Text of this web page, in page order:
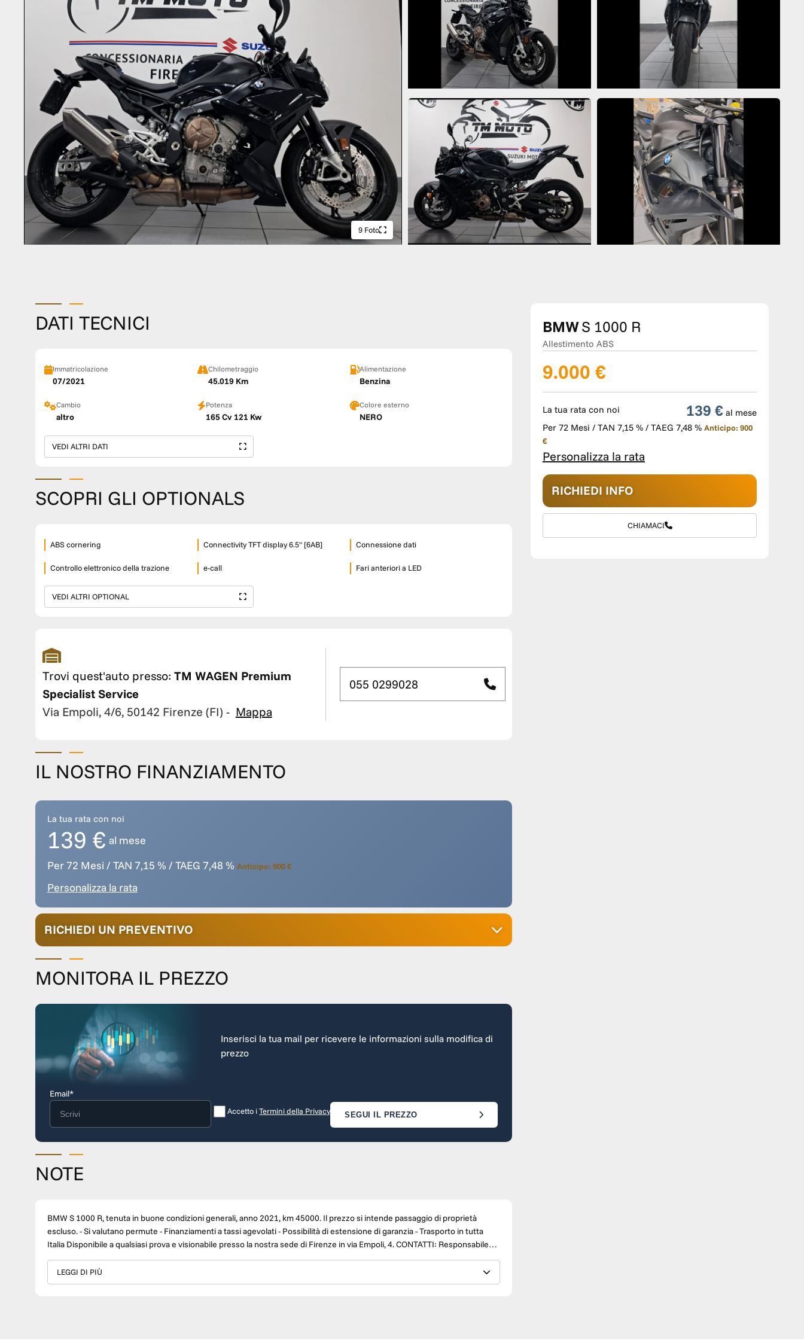
9 Foto
DATI TECNICI
Immatricolazione
07/2021
Chilometraggio
45.019 Km
Alimentazione
Benzina
Cambio
altro
Potenza
165 Cv 121 Kw
Colore esterno
NERO
VEDI ALTRI DATI
SCOPRI GLI OPTIONALS
ABS cornering Connectivity TFT display 6.5" [6AB] Connessione dati
Controllo elettronico della trazione e-call Fari anteriori a LED
VEDI ALTRI OPTIONAL
Trovi quest'auto presso: TM WAGEN Premium
Specialist Service
Via Empoli, 4/6, 50142 Firenze (FI) - Mappa
055 0299028
IL NOSTRO FINANZIAMENTO
La tua rata con noi
139 € al mese
Per 72 Mesi / TAN 7,15 % / TAEG 7,48 % Anticipo: 900 €
Personalizza la rata
RICHIEDI UN PREVENTIVO
MONITORA IL PREZZO
Inserisci la tua mail per ricevere le informazioni sulla modifica di
prezzo
Email*
Accetto iTermini della Privacy SEGUI IL PREZZO
NOTE
BMW S 1000 R, tenuta in buone condizioni generali, anno 2021, km 45000. Il prezzo si intende passaggio di proprietà
escluso. - Si valutano permute - Finanziamenti a tassi agevolati - Possibilità di estensione di garanzia - Trasporto in tutta
Italia Disponibile a qualsiasi prova e visionabile presso la nostra sede di Firenze in via Empoli, 4. CONTATTI: Responsabile
Suzuki. Assistenza, ricambi e abbigliamento delle migliori marche.
LEGGI DI PIÙ
BMWS 1000 R
Allestimento ABS
9.000 €
La tua rata con noi 139 € al mese
Per 72 Mesi / TAN 7,15 % / TAEG 7,48 % Anticipo: 900
€
Personalizza la rata
RICHIEDI INFO
CHIAMACI